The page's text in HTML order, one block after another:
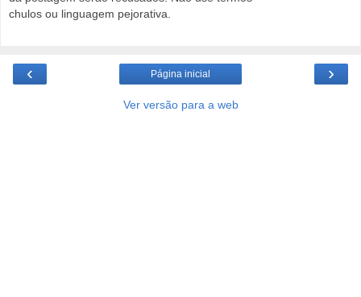
chulos ou linguagem pejorativa.
‹ ›
Página inicial
Ver versão para a web